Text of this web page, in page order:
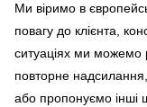
Ми віримо в
повагу до клієнта,
ситуаціях ми можемо
повторне
або пропонуємо інші